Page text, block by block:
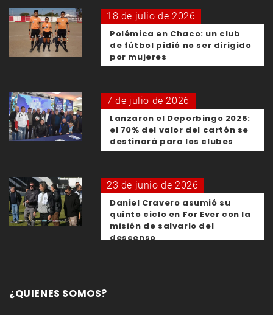
18 de julio de 2026
Polémica en Chaco: un club
de fútbol pidió no ser dirigido
por mujeres
7 de julio de 2026
Lanzaron el Deporbingo 2026:
el 70% del valor del cartón se
destinará para los clubes
23 de junio de 2026
Daniel Cravero asumió su
quinto ciclo en For Ever con la
misión de salvarlo del
descenso
¿QUIENES SOMOS?